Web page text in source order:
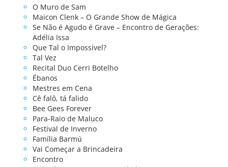
O Muro de Sam
Maicon Clenk – O Grande Show de Mágica
Se Não é Agudo é Grave – Encontro de Gerações:
Adélia Issa
Que Tal o Impossível?
Tal Vez
Recital Duo Cerri Botelho
Ébanos
Mestres em Cena
Cê falô, tá falido
Bee Gees Forever
Para-Raio de Maluco
Festival de Inverno
Família Barmú
Vai Começar a Brincadeira
Encontro